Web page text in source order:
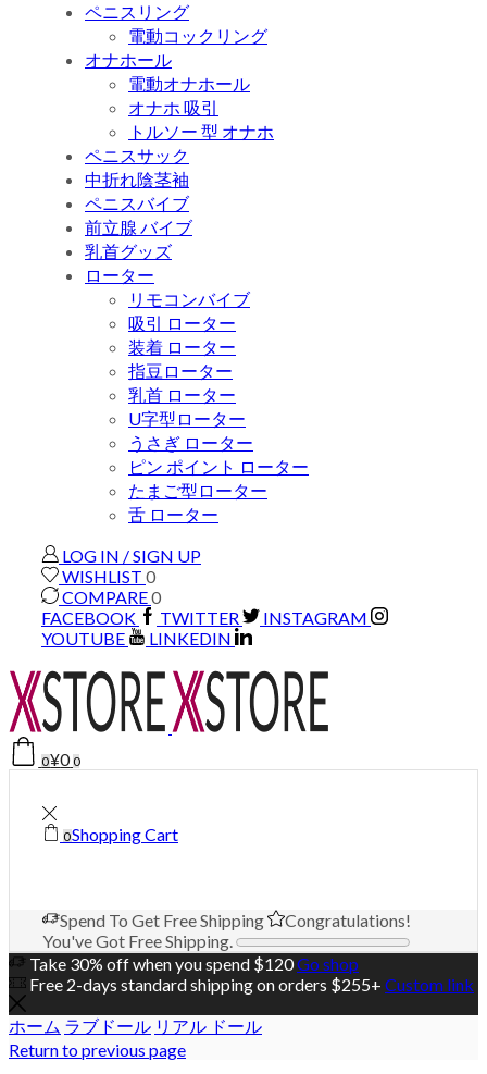
ペニスリング
電動コックリング
オナホール
電動オナホール
オナホ 吸引
トルソー 型 オナホ
ペニスサック
中折れ陰茎袖
ペニスバイブ
前立腺 バイブ
乳首グッズ
ローター
リモコンバイブ
吸引 ローター
装着 ローター
指豆ローター
乳首 ローター
U字型ローター
うさぎ ローター
ピン ポイント ローター
たまご型ローター
舌 ローター
LOG IN / SIGN UP
WISHLIST 0
COMPARE0
FACEBOOK
TWITTER
INSTAGRAM
YOUTUBE
LINKEDIN
0¥0 0
0Shopping Cart
Spend To Get Free Shipping
Congratulations!
You've Got Free Shipping.
Take 30% off when you spend $120Go shop
Free 2-days standard shipping on orders $255+ Custom link
ホーム ラブドール リアル ドール
Return to previous page